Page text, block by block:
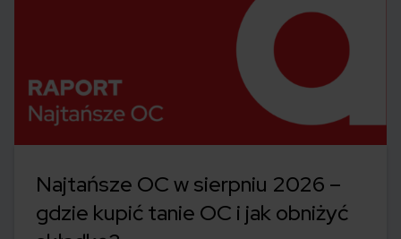
Najtańsze OC w sierpniu 2026 –
gdzie kupić tanie OC i jak obniżyć